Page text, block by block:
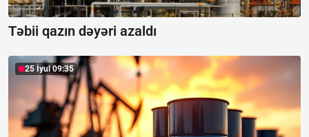
Təbii qazın dəyəri azaldı
25 İyul 09:35